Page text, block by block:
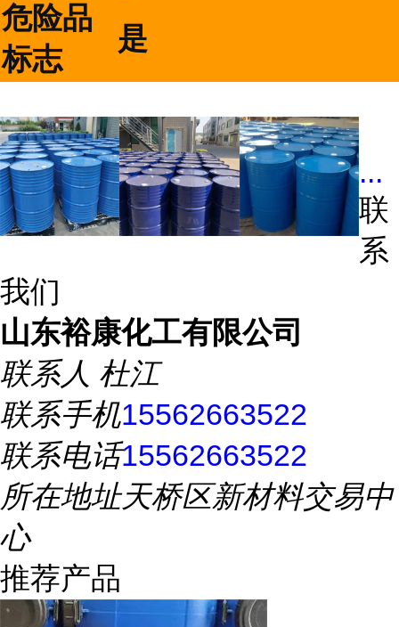
危险品
标志
是
...
联
系
我们
山东裕康化工有限公司
联系人 杜江
联系手机15562663522
联系电话15562663522
所在地址天桥区新材料交易中
心
推荐产品